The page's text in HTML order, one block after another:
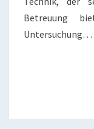
Betreuung
Untersuchung…